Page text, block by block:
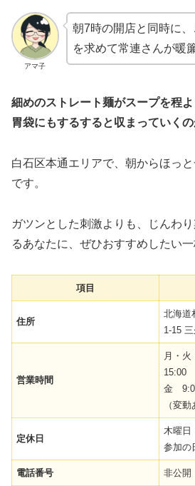
アマ子
朝7時の開店と同時に
を求めて常連さんが暖
細めのストレート麺がスープを程
胃袋にもするすると収まっていくの
白石区本通エリアで、朝からほっ
です。
ガツンとした刺激よりも、じんわ
るあなたに、ぜひおすすめしたい一
項目
住所
北海道
1-15
営業時間
月・
15:00
金
（変動
定休日
木曜日
参加の
電話番号 非公開